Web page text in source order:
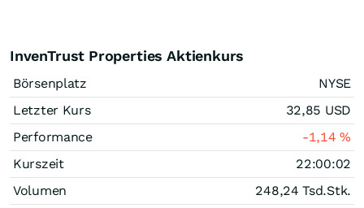
InvenTrust Properties Aktienkurs
Börsenplatz
NYSE
Letzter Kurs
32,85 USD
Performance
-1,14%
Kurszeit
22:00:02
Volumen
248,24 Tsd.Stk.